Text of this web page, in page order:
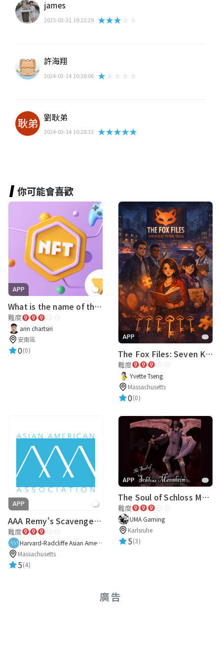
james
2025-03-31 19:22:29 ★★★★★
許海翔
2024-03-14 10:38:06 ★★★★★
劉耿弟
2024-03-14 10:28:32 ★★★★★
你可能會喜歡
APP
What is the name of this NFT ???
難度
arin chartsiri
安南區
0(0)
APP
The Fox Files: Seven Keys to One Truth
難度
Yvette Tseng
Massachusetts
0(0)
APP
AAA Remy's Scavenger Hunt
難度
Harvard-Radcliffe Asian American Association
Massachusetts
5(4)
APP
The Soul of Schloss Mannheim
難度
UMA Gaming
Karlsruhe
5(3)
廣告